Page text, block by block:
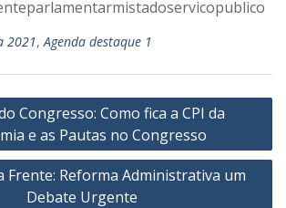
2021, Agenda destaque 1
Congresso: Como fica a CPI da
e as Pautas no Congresso
Frente: Reforma Administrativa um
Debate Urgente